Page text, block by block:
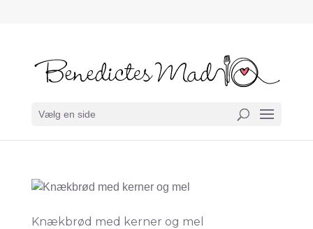
Vælg en side
Knækbrød med kerner og mel